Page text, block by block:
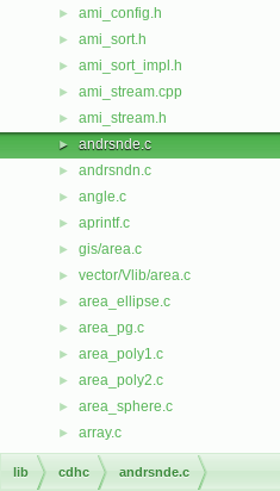
► ami_config.h
► ami_sort.h
► ami_sort_impl.h
► ami_stream.cpp
► ami_stream.h
► andrsnde.c
► andrsndn.c
► angle.c
► aprintf.c
► gis/area.c
► vector/Vlib/area.c
► area_ellipse.c
► area_pg.c
► area_poly1.c
► area_poly2.c
► area_sphere.c
► array.c
arraystats.h
defs/arraystats.h
lib cdhc andrsnde.c